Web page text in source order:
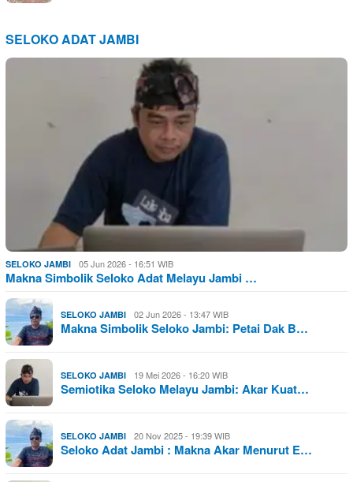
SELOKO ADAT JAMBI
SELOKO JAMBI 05 Jun 2026 - 16:51 WIB
Makna Simbolik Seloko Adat Melayu Jambi …
SELOKO JAMBI 02 Jun 2026 - 13:47 WIB
Makna Simbolik Seloko Jambi: Petai Dak B…
SELOKO JAMBI 19 Mei 2026 - 16:20 WIB
Semiotika Seloko Melayu Jambi: Akar Kuat…
SELOKO JAMBI 20 Nov 2025 - 19:39 WIB
Seloko Adat Jambi : Makna Akar Menurut E…